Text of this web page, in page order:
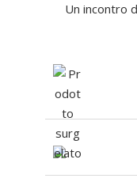
Un incontro